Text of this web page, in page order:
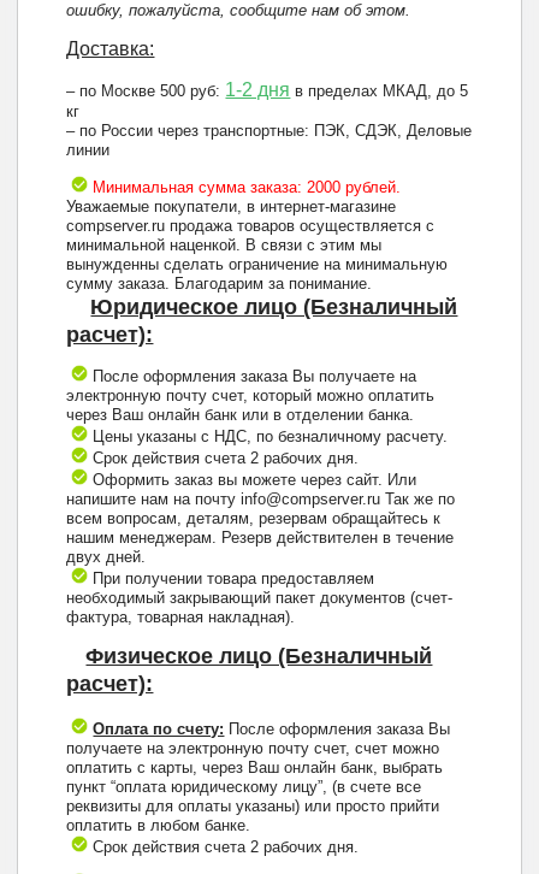
ошибку, пожалуйста, сообщите нам об этом.
Доставка:
– по Москве 500 руб: 1-2 дня в пределах МКАД, до 5
кг
– по России через транспортные: ПЭК, СДЭК, Деловые
линии
Минимальная сумма заказа: 2000 рублей.
Уважаемые покупатели, в интернет-магазине
compserver.ru продажа товаров осуществляется с
минимальной наценкой. В связи с этим мы
вынужденны сделать ограничение на минимальную
сумму заказа. Благодарим за понимание.
Юридическое лицо (Безналичный
расчет):
После оформления заказа Вы получаете на
электронную почту счет, который можно оплатить
через Ваш онлайн банк или в отделении банка.
Цены указаны с НДС, по безналичному расчету.
Срок действия счета 2 рабочих дня.
Оформить заказ вы можете через сайт. Или
напишите нам на почту info@compserver.ru Так же по
всем вопросам, деталям, резервам обращайтесь к
нашим менеджерам. Резерв действителен в течение
двух дней.
При получении товара предоставляем
необходимый закрывающий пакет документов (счет-
фактура, товарная накладная).
Физическое лицо (Безналичный
расчет):
Оплата по счету: После оформления заказа Вы
получаете на электронную почту счет, счет можно
оплатить с карты, через Ваш онлайн банк, выбрать
пункт “оплата юридическому лицу”, (в счете все
реквизиты для оплаты указаны) или просто прийти
оплатить в любом банке.
Срок действия счета 2 рабочих дня.